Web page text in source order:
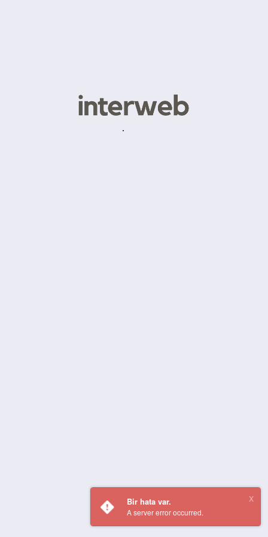
Bir hata var.
A server error occurred.